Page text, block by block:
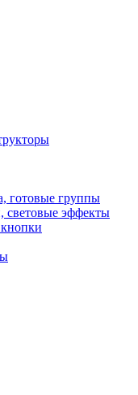
готовые группы
световые эффекты